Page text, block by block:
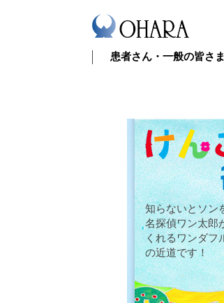
患者さん・一般の皆さま